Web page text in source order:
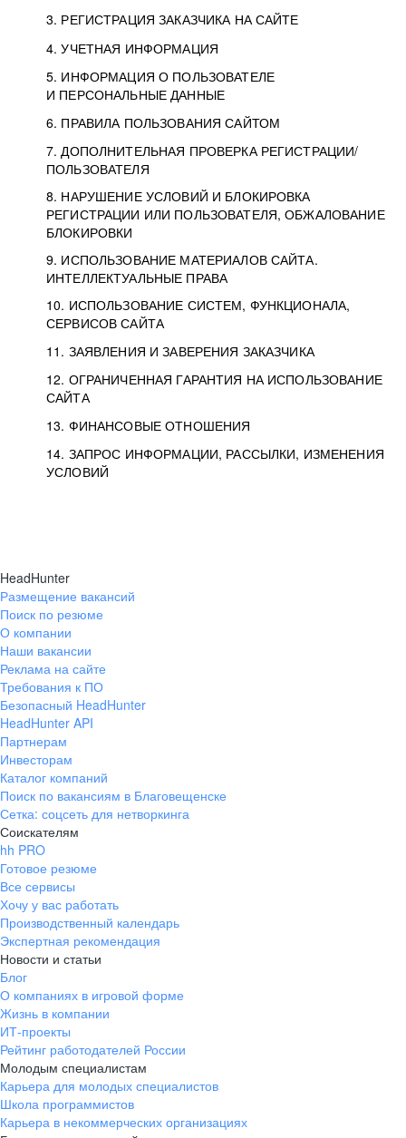
3. РЕГИСТРАЦИЯ ЗАКАЗЧИКА НА САЙТЕ
4. УЧЕТНАЯ ИНФОРМАЦИЯ
5. ИНФОРМАЦИЯ О ПОЛЬЗОВАТЕЛЕ
И ПЕРСОНАЛЬНЫЕ ДАННЫЕ
6. ПРАВИЛА ПОЛЬЗОВАНИЯ САЙТОМ
7. ДОПОЛНИТЕЛЬНАЯ ПРОВЕРКА РЕГИСТРАЦИИ/
ПОЛЬЗОВАТЕЛЯ
8. НАРУШЕНИЕ УСЛОВИЙ И БЛОКИРОВКА
РЕГИСТРАЦИИ ИЛИ ПОЛЬЗОВАТЕЛЯ, ОБЖАЛОВАНИЕ
БЛОКИРОВКИ
9. ИСПОЛЬЗОВАНИЕ МАТЕРИАЛОВ САЙТА.
ИНТЕЛЛЕКТУАЛЬНЫЕ ПРАВА
10. ИСПОЛЬЗОВАНИЕ СИСТЕМ, ФУНКЦИОНАЛА,
СЕРВИСОВ САЙТА
11. ЗАЯВЛЕНИЯ И ЗАВЕРЕНИЯ ЗАКАЗЧИКА
12. ОГРАНИЧЕННАЯ ГАРАНТИЯ НА ИСПОЛЬЗОВАНИЕ
САЙТА
13. ФИНАНСОВЫЕ ОТНОШЕНИЯ
14. ЗАПРОС ИНФОРМАЦИИ, РАССЫЛКИ, ИЗМЕНЕНИЯ
УСЛОВИЙ
HeadHunter
Размещение вакансий
Поиск по резюме
О компании
Наши вакансии
Реклама на сайте
Требования к ПО
Безопасный HeadHunter
HeadHunter API
Партнерам
Инвесторам
Каталог компаний
Поиск по вакансиям в Благовещенске
Сетка: соцсеть для нетворкинга
Соискателям
hh PRO
Готовое резюме
Все сервисы
Хочу у вас работать
Производственный календарь
Экспертная рекомендация
Новости и статьи
Блог
О компаниях в игровой форме
Жизнь в компании
ИТ-проекты
Рейтинг работодателей России
Молодым специалистам
Карьера для молодых специалистов
Школа программистов
Карьера в некоммерческих организациях